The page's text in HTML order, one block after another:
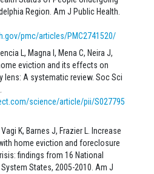
Region. Am J Public Health.
pmc/articles/PMC2741520/
L, Magna I, Mena C, Neira J,
eviction and its effects on
lens: A systematic review. Soc Sci
science/article/pii/
K, Barnes J, Frazier L. Increase
home eviction and foreclosure
findings from 16 National
States, 2005-2010. Am J